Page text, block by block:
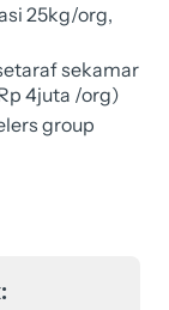
25kg/org,
sekamar
4juta /org)
group